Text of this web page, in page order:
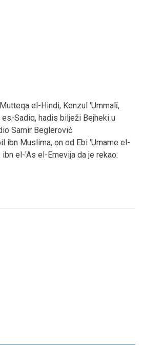
el-Hindi, Kenzul 'Ummalī,
Sadiq, hadis bilježi Bejheki u
Samir Beglerović
ibn Muslima, on od Ebi 'Umame el-
ibn el-'As el-Emevija da je rekao: